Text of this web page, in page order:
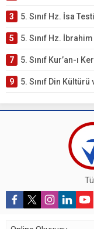
3 5. Sınıf Hz. İsa Testi –
5 5. Sınıf Hz.
7 5. Sınıf Kur’an-ı Kerim’den Öğütler – Peygamber
9 5. Sınıf Din Kültürü ve Ahlak Bilgisi 3. Ünite: